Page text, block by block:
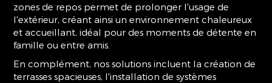
zones de repos permet de prolonger l'usage de
l'extérieur, créant ainsi un environnement chaleureux
et accueillant, idéal pour des moments de détente en
famille ou entre amis.
En complément, nos solutions incluent la création de
terrasses spacieuses, l'installation de systèmes